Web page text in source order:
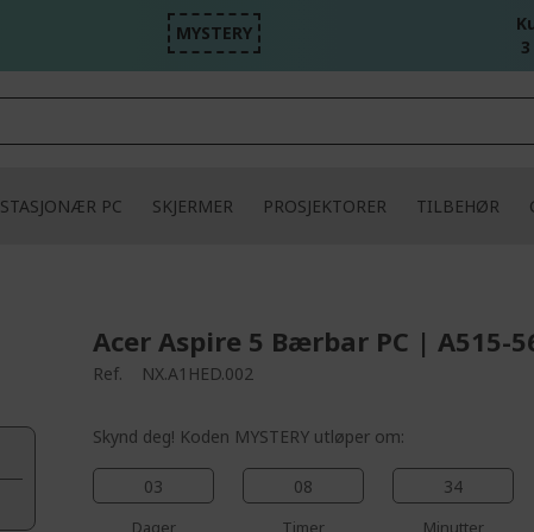
MYSTERY
STASJONÆR PC SKJERMER PROSJEKTORER TILBEHØR
Acer Aspire 5 Bærbar PC | A515-
Ref. NX.A1HED.002
Skynd deg! Koden MYSTERY utløper om:
03
Dager
08
Timer
34
Minutter